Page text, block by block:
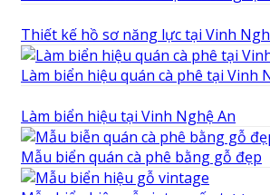
Thiết kế hồ sơ năng lực tại Vinh
Làm biển hiệu quán cà phê tại Vinh
Làm biển hiệu tại Vinh Nghệ An
Mẫu biển quán cà phê bằng gỗ đẹp